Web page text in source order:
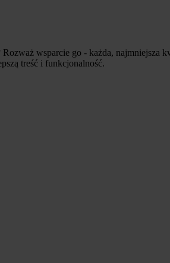
wsparcie go - każda,
treść i funkcjonalność.